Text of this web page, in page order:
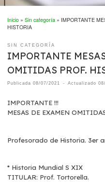
Inicio » Sin categoría » IMPORTANTE
HISTORIA
SIN CATEGORÍA
IMPORTANTE
OMITIDAS PROF.
Publicada 08/07/2021 - Actualizado
IMPORTANTE !!!
MESAS DE EXAMEN
Profesorado de Historia. 3er
* Historia Mundial S XIX
TITULAR: Prof. Tortorella.